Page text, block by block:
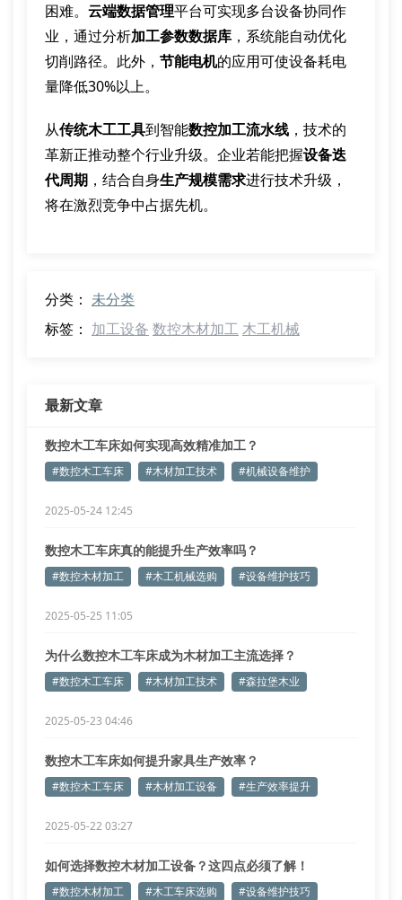
困难。 云端数据管理平台可实现多台设备协同作
业，通过分析加工参数数据库 ，系统能自动优化
切削路径。此外， 节能电机的应用可使设备耗电
量降低30%以上。
从传统木工工具到智能数控加工流水线 ，技术的
革新正推动整个行业升级。企业若能把握设备迭
代周期 ，结合自身生产规模需求进行技术升级，
将在激烈竞争中占据先机。
分类： 未分类
标签： 加工设备 数控木材加工 木工机械
最新文章
数控木工车床如何实现高效精准加工？
#数控木工车床 #木材加工技术 #机械设备维护
2025-05-24 12:45
数控木工车床真的能提升生产效率吗？
#数控木材加工 #木工机械选购 #设备维护技巧
2025-05-25 11:05
为什么数控木工车床成为木材加工主流选择？
#数控木工车床 #木材加工技术 #森拉堡木业
2025-05-23 04:46
数控木工车床如何提升家具生产效率？
#数控木工车床 #木材加工设备 #生产效率提升
2025-05-22 03:27
如何选择数控木材加工设备？这四点必须了解！
#数控木材加工 #木工车床选购 #设备维护技巧